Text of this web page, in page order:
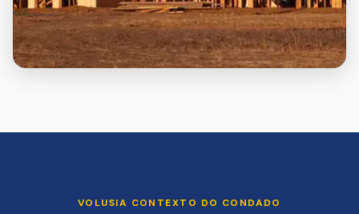
VOLUSIA CONTEXTO DO CONDADO